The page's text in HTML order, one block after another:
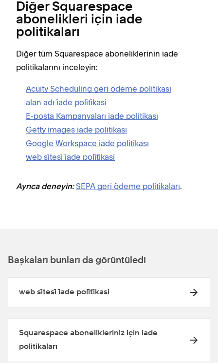
Diğer Squarespace
abonelikleri için iade
politikaları
Diğer tüm Squarespace aboneliklerinin iade
politikalarını inceleyin:
Acuity Scheduling geri ödeme politikası
alan adı i̇ade poli̇ti̇kasi
E-posta Kampanyaları iade politikası
Getty images iade politikası
Google Workspace iade politikası
web si̇tesi̇ i̇ade poli̇ti̇kasi
Ayrıca deneyin: SEPA geri ödeme politikaları.
Başkaları bunları da görüntüledi
web si̇tesi̇ i̇ade poli̇ti̇kasi
Squarespace abonelikleriniz için iade
politikaları